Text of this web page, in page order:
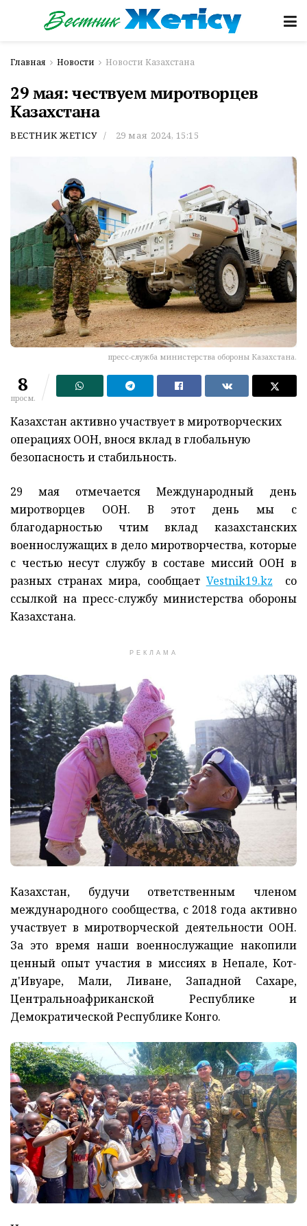
Главная Новости Новости Казахстана
29 мая: чествуем миротворцев
Казахстана
ВЕСТНИК ЖЕТІСУ 29 мая 2024, 15:15
пресс-служба министерства обороны Казахстана.
8
просм.
Казахстан активно участвует в миротворческих
операциях ООН, внося вклад в глобальную
безопасность и стабильность.
29 мая отмечается Международный день
миротворцев ООН. В этот день мы с
благодарностью чтим вклад казахстанских
военнослужащих в дело миротворчества, которые
с честью несут службу в составе миссий ООН в
разных странах мира, сообщает Vestnik19.kz со
ссылкой на пресс-службу министерства обороны
Казахстана.
РЕКЛАМА
Казахстан, будучи ответственным членом
международного сообщества, с 2018 года активно
участвует в миротворческой деятельности ООН.
За это время наши военнослужащие накопили
ценный опыт участия в миссиях в Непале, Кот-
д'Ивуаре, Мали, Ливане, Западной Сахаре,
Центральноафриканской Республике и
Демократической Республике Конго.